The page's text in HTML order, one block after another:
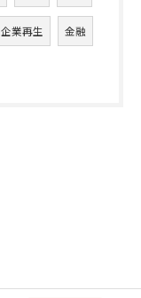
企業再生 金融